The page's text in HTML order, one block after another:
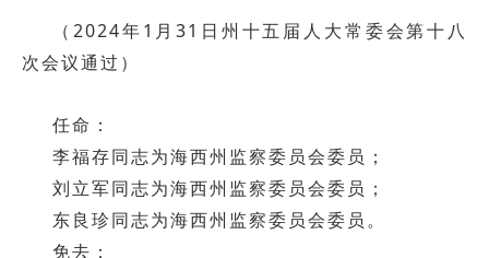
（2024年1月31日州十五届人大常委会第十八
次会议通过）
任命：
李福存同志为海西州监察委员会委员；
刘立军同志为海西州监察委员会委员；
东良珍同志为海西州监察委员会委员。
免去：